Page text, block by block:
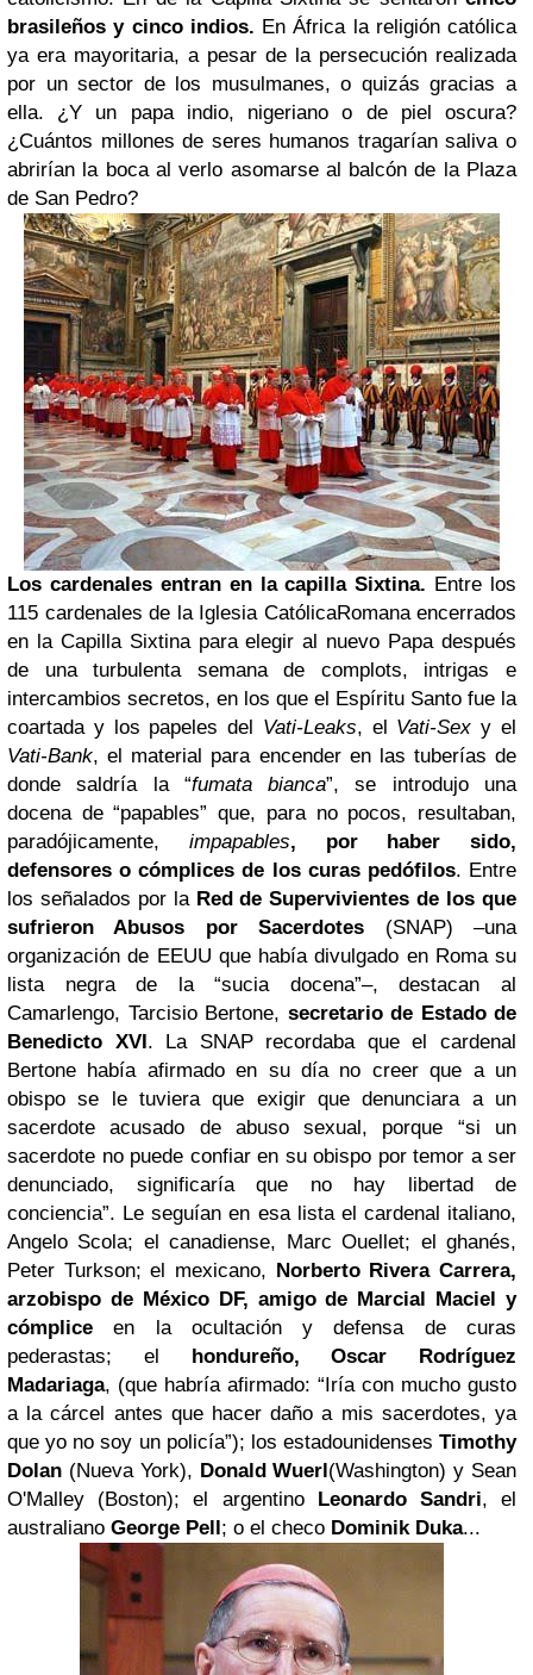
brasileños y cinco indios. En África la religión católica
ya era mayoritaria, a pesar de la persecución realizada
por un sector de los musulmanes, o quizás gracias a
ella. ¿Y un papa indio, nigeriano o de piel oscura?
¿Cuántos millones de seres humanos tragarían saliva o
abrirían la boca al verlo asomarse al balcón de la Plaza
de San Pedro?
Los cardenales entran en la capilla Sixtina. Entre los
115 cardenales de la Iglesia CatólicaRomana encerrados
en la Capilla Sixtina para elegir al nuevo Papa después
de unaturbulenta semana de complots, intrigas e
intercambios secretos, en los que el Espíritu Santo fue la
coartada y los papeles del Vati-Leaks, el Vati-Sex y el
Vati-Bank, el material para encender en las tuberías de
donde saldría la “fumata bianca”, se introdujo una
docena de “papables” que, para no pocos, resultaban,
paradójicamente, impapables, por haber sido,
defensores o cómplices de los curas pedófilos. Entre
los señalados por la Redde Supervivientes de los que
sufrieron Abusos por Sacerdotes
(SNAP) –una
organización de EEUU que había divulgado en Roma su
lista negra de la “sucia docena”–, destacan al
Camarlengo, Tarcisio Bertone, secretario de Estado de
Benedicto XVI. La SNAP recordaba que el cardenal
Bertone había afirmado en su día no creer que a un
obispo se le tuviera que exigir que denunciara a un
sacerdote acusado de abuso sexual, porque “si un
sacerdote no puede confiar en su obispo por temor a ser
denunciado, significaría que no hay libertad de
conciencia”. Le seguían en esa lista el cardenal italiano,
Angelo Scola; el canadiense, Marc Ouellet; el ghanés,
Peter Turkson; el mexicano, Norberto Rivera Carrera,
arzobispo de México DF, amigo de Marcial Maciel y
cómplice en la ocultación y defensa de curas
pederastas; el
hondureño, Oscar Rodríguez
Madariaga, (que habría afirmado: “Iría con mucho gusto
a la cárcel antes que hacer daño a mis sacerdotes, ya
que yo no soy un policía”); los estadounidenses Timothy
Dolan (Nueva York), Donald Wuerl(Washington) y Sean
O'Malley (Boston); el argentino Leonardo Sandri, el
australiano George Pell; o el checo Dominik Duka...